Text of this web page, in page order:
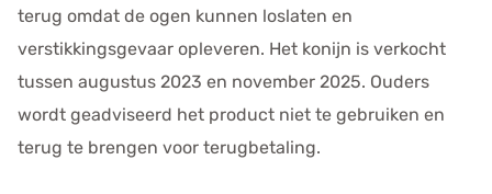
terug omdat de ogen kunnen loslaten en
verstikkingsgevaar opleveren. Het konijn is verkocht
tussen augustus 2023 en november 2025. Ouders
wordt geadviseerd het product niet te gebruiken en
terug te brengen voor terugbetaling.